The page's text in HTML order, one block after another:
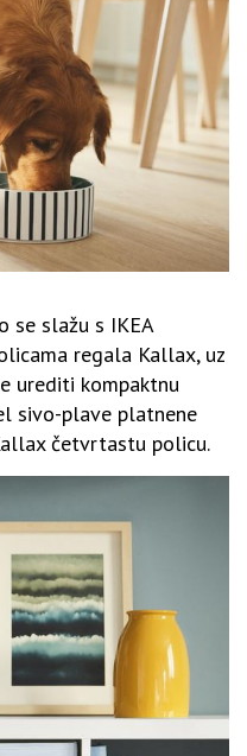
se slažu s IKEA
regala Kallax, uz
urediti kompaktnu
sivo-plave platnene
četvrtastu policu.